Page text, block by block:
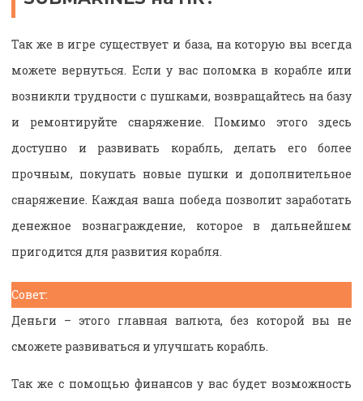
Так же в игре существует и база, на которую вы всегда
можете вернуться. Если у вас поломка в корабле или
возникли трудности с пушками, возвращайтесь на базу
и ремонтируйте снаряжение. Помимо этого здесь
доступно и развивать корабль, делать его более
прочным, покупать новые пушки и дополнительное
снаряжение. Каждая ваша победа позволит заработать
денежное вознаграждение, которое в дальнейшем
пригодится для развития корабля.
Совет:
Деньги – этого главная валюта, без которой вы не
сможете развиваться и улучшать корабль.
Так же с помощью финансов у вас будет возможность